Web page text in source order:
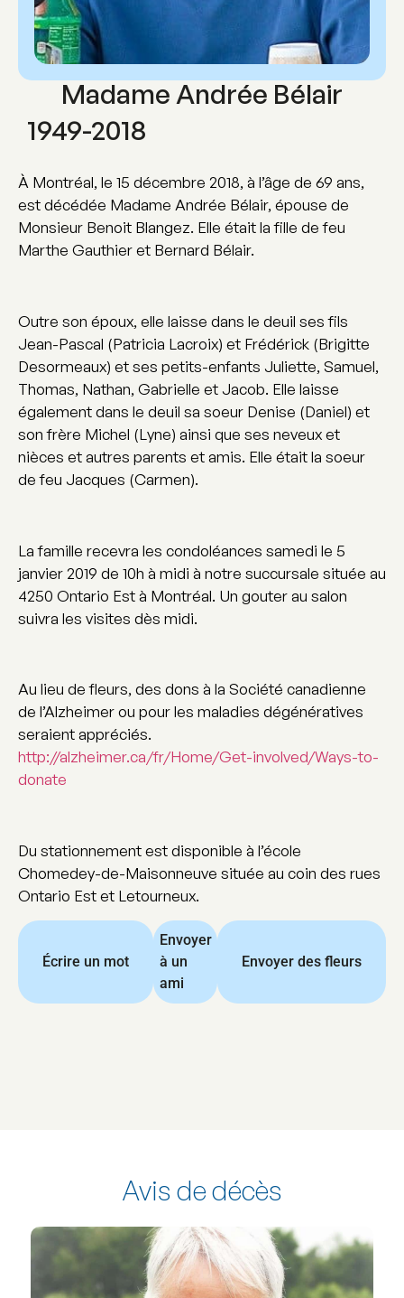
À Montréal, le 15 décembre 2018, à l’âge de 69 ans,
est décédée Madame Andrée Bélair, épouse de
Monsieur Benoit Blangez. Elle était la fille de feu
Marthe Gauthier et Bernard Bélair.
Outre son époux, elle laisse dans le deuil ses fils
Jean-Pascal (Patricia Lacroix) et Frédérick (Brigitte
Desormeaux) et ses petits-enfants Juliette, Samuel,
Thomas, Nathan, Gabrielle et Jacob. Elle laisse
également dans le deuil sa soeur Denise (Daniel) et
son frère Michel (Lyne) ainsi que ses neveux et
nièces et autres parents et amis. Elle était la soeur
de feu Jacques (Carmen).
La famille recevra les condoléances samedi le 5
janvier 2019 de 10h à midi à notre succursale située au
4250 Ontario Est à Montréal. Un gouter au salon
suivra les visites dès midi.
Au lieu de fleurs, des dons à la Société canadienne
de l’Alzheimer ou pour les maladies dégénératives
seraient appréciés.
http://alzheimer.ca/fr/Home/Get-involved/Ways-to-
donate
Du stationnement est disponible à l’école
Chomedey-de-Maisonneuve située au coin des rues
Ontario Est et Letourneux.
Écrire un mot
Envoyer
à un
ami
Envoyer des fleurs
Madame Andrée Bélair
1949-2018
Avis de décès